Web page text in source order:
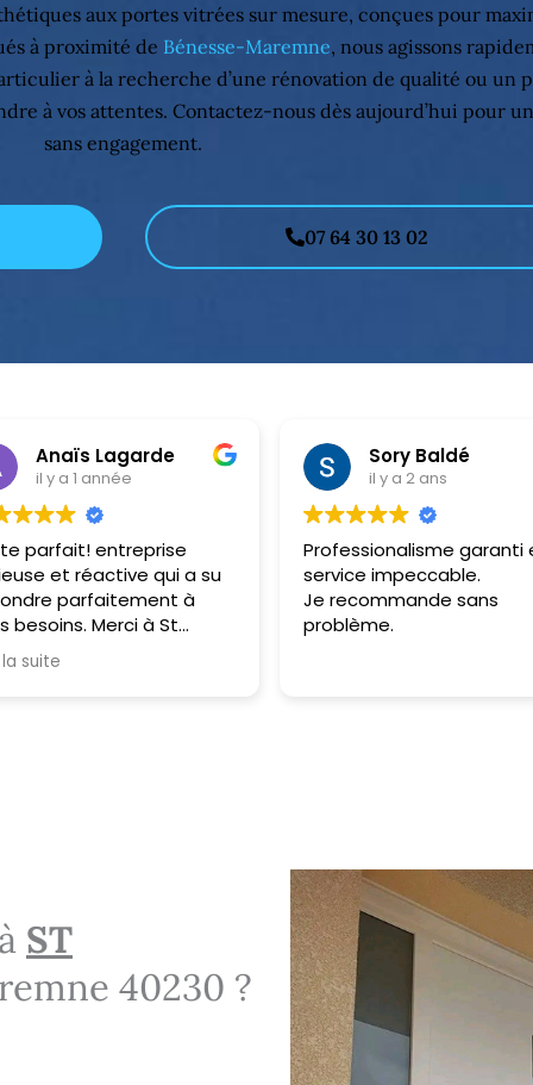
aux portes vitrées sur mesure, conçues pour
à proximité de Bénesse-Maremne, nous agissons
à la recherche d’une rénovation de qualité ou un
à vos attentes. Contactez-nous dès aujourd’hui pour
sans engagement.
07 64 30 13 02
Anaïs Lagarde
il y a 1 année
parfait! entreprise
et réactive qui a su
parfaitement à
besoins. Merci à St
pour son
la suite
Sory Baldé
il y a 2 ans
Professionalisme garanti
service impeccable.
Je recommande sans
problème.
ST
40230 ?